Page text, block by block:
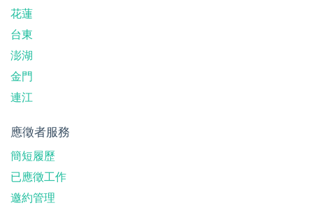
花蓮
台東
澎湖
金門
連江
應徵者服務
簡短履歷
已應徵工作
邀約管理